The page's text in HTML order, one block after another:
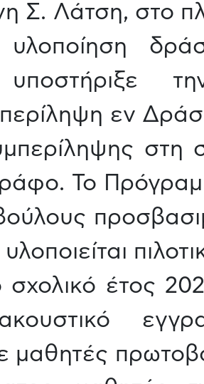
Σ. Λάτση, στο
υποστήριξε
εν
στη
Το
σχολικό έτος
μαθητές